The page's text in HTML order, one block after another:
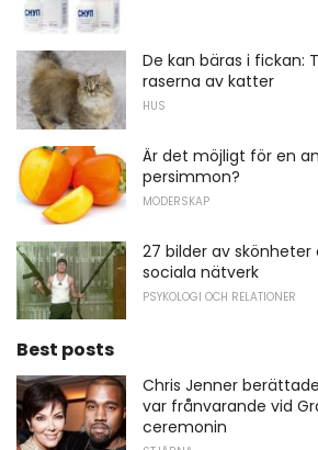
De kan bäras i fickan:
raserna av katter
HUS
Är det möjligt för en
persimmon?
MODERSKAP
27 bilder av
sociala nätverk
PSYKOLOGI OCH RELATIONER
Best posts
Chris Jenner
var frånvarande vid
ceremonin